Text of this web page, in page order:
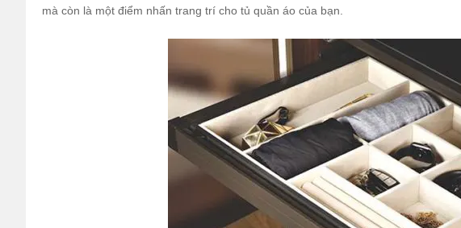
mà còn là một điểm nhấn trang trí cho tủ quần áo của bạn.